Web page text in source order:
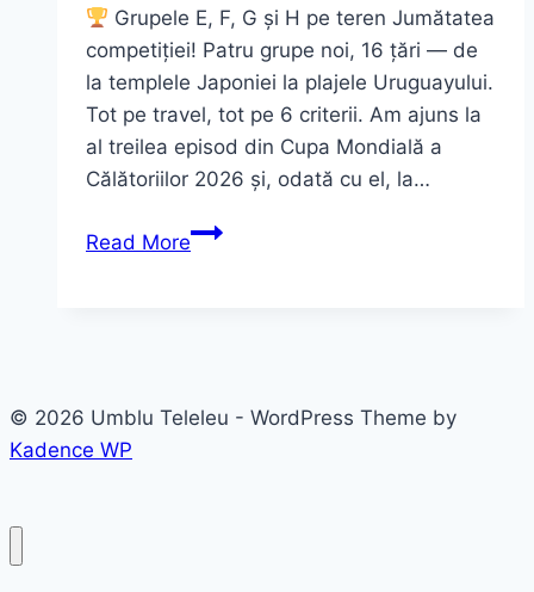
Grupele E, F, G și H pe teren Jumătatea
competiției! Patru grupe noi, 16 țări — de
la templele Japoniei la plajele Uruguayului.
Tot pe travel, tot pe 6 criterii. Am ajuns la
al treilea episod din Cupa Mondială a
Călătoriilor 2026 și, odată cu el, la…
Read MoreCupa
E,
© 2026 Umblu Teleleu - WordPress Theme by
Kadence WP